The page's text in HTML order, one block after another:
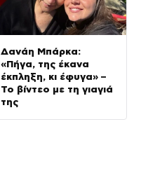
Δανάη Μπάρκα:
«Πήγα, της έκανα
έκπληξη, κι έφυγα» –
Το βίντεο με τη γιαγιά
της